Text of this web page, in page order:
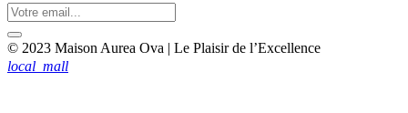
© 2023 Maison Aurea Ova | Le Plaisir de l’Excellence
local_mall